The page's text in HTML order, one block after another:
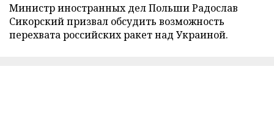
Министр иностранных дел Польши Радослав
Сикорский призвал обсудить возможность
перехвата российских ракет над Украиной.